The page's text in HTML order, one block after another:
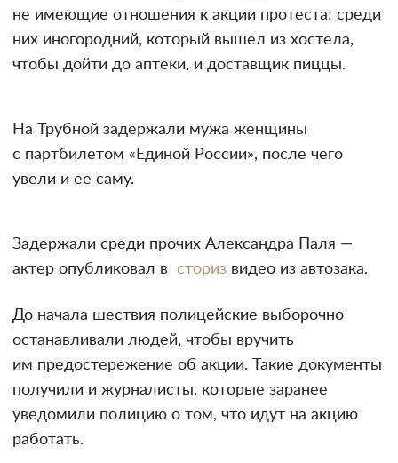
не имеющие отношения к акции протеста: среди
них иногородний, который вышел из хостела,
чтобы дойти до аптеки, и доставщик пиццы.
На Трубной задержали мужа женщины
с партбилетом «Единой России», после чего
увели и ее саму.
Задержали среди прочих Александра Паля —
актер опубликовал в сториз видео из автозака.
До начала шествия полицейские выборочно
останавливали людей, чтобы вручить
им предостережение об акции. Такие документы
получили и журналисты, которые заранее
уведомили полицию о том, что идут на акцию
работать.